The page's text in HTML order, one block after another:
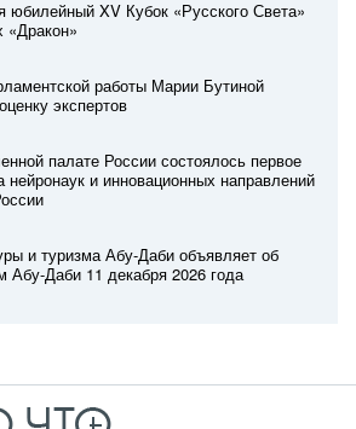
юбилейный XV Кубок «Русского Света»
«Дракон»
работы Марии Бутиной
экспертов
палате России состоялось первое
нейронаук и инновационных направлений
и туризма Абу-Даби объявляет об
Абу-Даби 11 декабря 2026 года